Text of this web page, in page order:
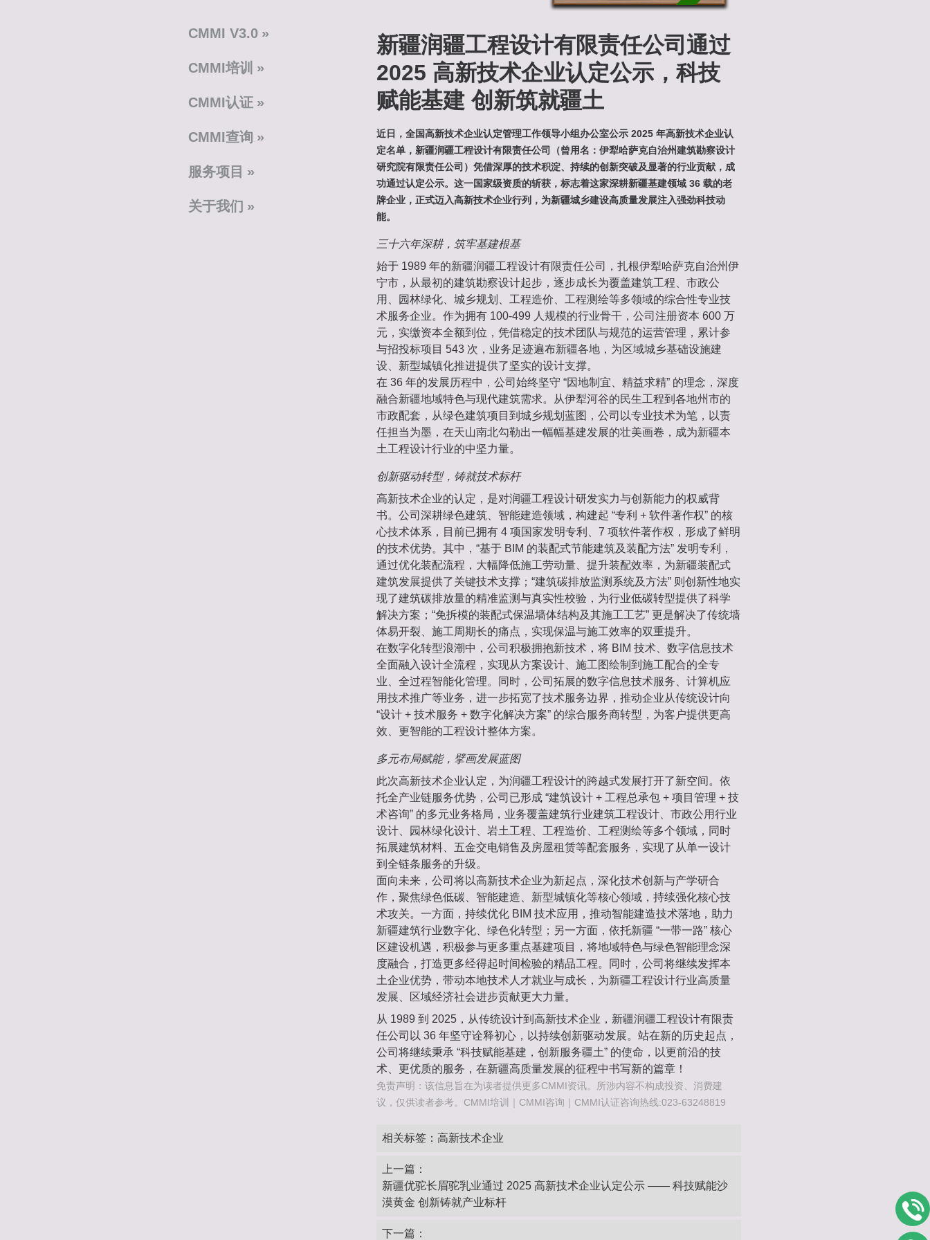
CMMI V3.0
CMMI培训
CMMI认证
CMMI查询
服务项目
关于我们
新疆润疆工程设计有限责任公司通过
2025 高新技术企业认定公示，科技
赋能基建 创新筑就疆土
近日，全国高新技术企业认定管理工作领导小组办公室公示 2025 年高新技术企业认
定名单，新疆润疆工程设计有限责任公司（曾用名：伊犁哈萨克自治州建筑勘察设计
研究院有限责任公司）凭借深厚的技术积淀、持续的创新突破及显著的行业贡献，成
功通过认定公示。这一国家级资质的斩获，标志着这家深耕新疆基建领域 36 载的老
牌企业，正式迈入高新技术企业行列，为新疆城乡建设高质量发展注入强劲科技动
能。
三十六年深耕，筑牢基建根基
始于 1989 年的新疆润疆工程设计有限责任公司，扎根伊犁哈萨克自治州伊
宁市，从最初的建筑勘察设计起步，逐步成长为覆盖建筑工程、市政公
用、园林绿化、城乡规划、工程造价、工程测绘等多领域的综合性专业技
术服务企业。作为拥有 100-499 人规模的行业骨干，公司注册资本 600 万
元，实缴资本全额到位，凭借稳定的技术团队与规范的运营管理，累计参
与招投标项目 543 次，业务足迹遍布新疆各地，为区域城乡基础设施建
设、新型城镇化推进提供了坚实的设计支撑。
在 36 年的发展历程中，公司始终坚守 “因地制宜、精益求精” 的理念，深度
融合新疆地域特色与现代建筑需求。从伊犁河谷的民生工程到各地州市的
市政配套，从绿色建筑项目到城乡规划蓝图，公司以专业技术为笔，以责
任担当为墨，在天山南北勾勒出一幅幅基建发展的壮美画卷，成为新疆本
土工程设计行业的中坚力量。
创新驱动转型，铸就技术标杆
高新技术企业的认定，是对润疆工程设计研发实力与创新能力的权威背
书。公司深耕绿色建筑、智能建造领域，构建起 “专利 + 软件著作权” 的核
心技术体系，目前已拥有 4 项国家发明专利、7 项软件著作权，形成了鲜明
的技术优势。其中，“基于 BIM 的装配式节能建筑及装配方法” 发明专利，
通过优化装配流程，大幅降低施工劳动量、提升装配效率，为新疆装配式
建筑发展提供了关键技术支撑；“建筑碳排放监测系统及方法” 则创新性地实
现了建筑碳排放量的精准监测与真实性校验，为行业低碳转型提供了科学
解决方案；“免拆模的装配式保温墙体结构及其施工工艺” 更是解决了传统墙
体易开裂、施工周期长的痛点，实现保温与施工效率的双重提升。
在数字化转型浪潮中，公司积极拥抱新技术，将 BIM 技术、数字信息技术
全面融入设计全流程，实现从方案设计、施工图绘制到施工配合的全专
业、全过程智能化管理。同时，公司拓展的数字信息技术服务、计算机应
用技术推广等业务，进一步拓宽了技术服务边界，推动企业从传统设计向
“设计 + 技术服务 + 数字化解决方案” 的综合服务商转型，为客户提供更高
效、更智能的工程设计整体方案。
多元布局赋能，擘画发展蓝图
此次高新技术企业认定，为润疆工程设计的跨越式发展打开了新空间。依
托全产业链服务优势，公司已形成 “建筑设计 + 工程总承包 + 项目管理 + 技
术咨询” 的多元业务格局，业务覆盖建筑行业建筑工程设计、市政公用行业
设计、园林绿化设计、岩土工程、工程造价、工程测绘等多个领域，同时
拓展建筑材料、五金交电销售及房屋租赁等配套服务，实现了从单一设计
到全链条服务的升级。
面向未来，公司将以高新技术企业为新起点，深化技术创新与产学研合
作，聚焦绿色低碳、智能建造、新型城镇化等核心领域，持续强化核心技
术攻关。一方面，持续优化 BIM 技术应用，推动智能建造技术落地，助力
新疆建筑行业数字化、绿色化转型；另一方面，依托新疆 “一带一路” 核心
区建设机遇，积极参与更多重点基建项目，将地域特色与绿色智能理念深
度融合，打造更多经得起时间检验的精品工程。同时，公司将继续发挥本
土企业优势，带动本地技术人才就业与成长，为新疆工程设计行业高质量
发展、区域经济社会进步贡献更大力量。
从 1989 到 2025，从传统设计到高新技术企业，新疆润疆工程设计有限责
任公司以 36 年坚守诠释初心，以持续创新驱动发展。站在新的历史起点，
公司将继续秉承 “科技赋能基建，创新服务疆土” 的使命，以更前沿的技
术、更优质的服务，在新疆高质量发展的征程中书写新的篇章！
免责声明：该信息旨在为读者提供更多CMMI资讯。所涉内容不构成投资、消费建
议，仅供读者参考。CMMI培训｜CMMI咨询｜CMMI认证咨询热线:023-63248819
相关标签： 高新技术企业
上一篇：
新疆优驼长眉驼乳业通过 2025 高新技术企业认定公示 —— 科技赋能沙
漠黄金 创新铸就产业标杆
下一篇：